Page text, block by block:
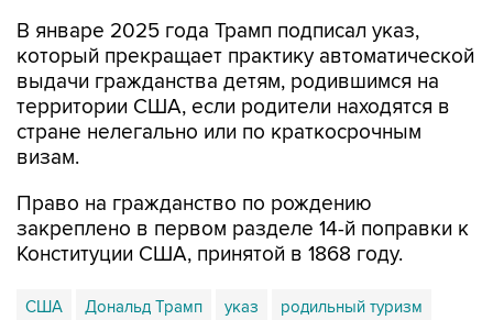
В январе 2025 года Трамп подписал указ,
который прекращает практику автоматической
выдачи гражданства детям, родившимся на
территории США, если родители находятся в
стране нелегально или по краткосрочным
визам.
Право на гражданство по рождению
закреплено в первом разделе 14-й поправки к
Конституции США, принятой в 1868 году.
США Дональд Трамп указ родильный туризм